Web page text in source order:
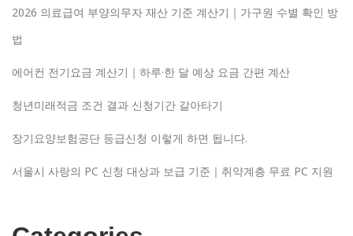
2026 의료급여 부양의무자 재산 기준 계산기｜가구원 수별 확인 방
법
에어컨 전기요금 계산기｜하루·한 달 예상 요금 간편 계산
청년미래적금 조건 결과 신청기간 갈아타기
장기요양보험공단 등급신청 이렇게 하면 됩니다.
서울시 사랑의 PC 신청 대상과 보급 기준｜취약계층 무료 PC 지원